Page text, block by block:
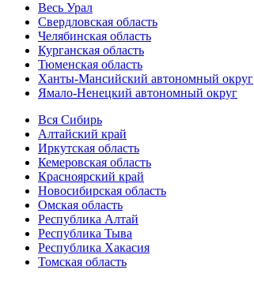
Весь Урал
Свердловская область
Челябинская область
Курганская область
Тюменская область
Ханты-Мансийский автономный округ
Ямало-Ненецкий автономный округ
Вся Сибирь
Алтайский край
Иркутская область
Кемеровская область
Красноярский край
Новосибирская область
Омская область
Республика Алтай
Республика Тыва
Республика Хакасия
Томская область